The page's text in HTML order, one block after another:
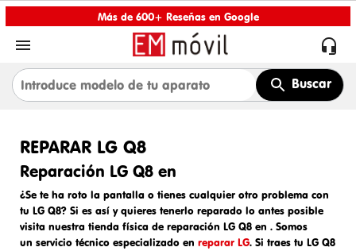
Más de 600+ Reseñas en Google
 
Buscar
REPARAR LG Q8
Reparación LG Q8 en
¿Se te ha roto la pantalla o tienes cualquier otro problema con
tu LG Q8? Si es así y quieres tenerlo reparado lo antes posible
visita nuestra tienda física de reparación LG Q8 en . Somos
un servicio técnico especializado en reparar LG. Si traes tu LG Q8